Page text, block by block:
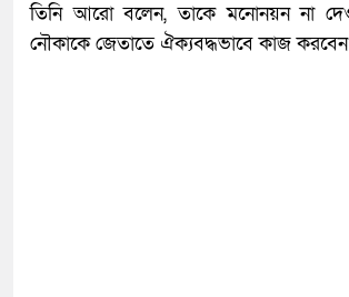
তিনি আরো বলেন, তাকে মনোনয়ন না
নৌকাকে জেতাতে ঐক্যবদ্ধভাবে কাজ